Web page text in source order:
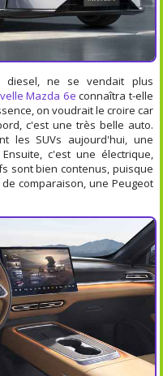
diesel, ne se vendait plus
Mazda 6e connaîtra t-elle
on voudrait le croire car
c'est une très belle auto.
les SUVs aujourd'hui, une
c'est une électrique,
sont bien contenus, puisque
comparaison, une Peugeot